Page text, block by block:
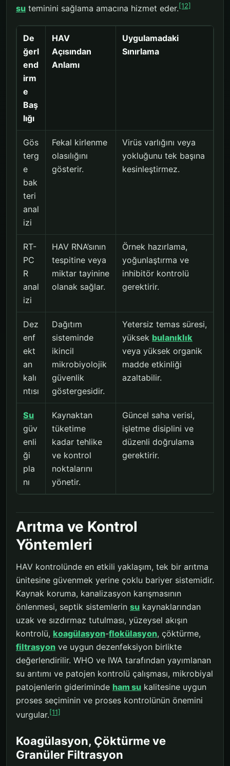
su teminini sağlama amacına hizmet eder.[12]
De
ğerl
end
irm
e
Baş
lığı
HAV
Açısından
Anlamı
Uygulamadaki
Sınırlama
Gös
terg
e
bak
teri
anal
izi
Fekal kirlenme
olasılığını
gösterir.
Virüs varlığını veya
yokluğunu tek başına
kesinleştirmez.
RT-
PC
R
anal
izi
HAV RNA’sının
tespitine veya
miktar tayinine
olanak sağlar.
Örnek hazırlama,
yoğunlaştırma ve
inhibitör kontrolü
gerektirir.
Dez
enf
ekt
an
kalı
ntısı
Dağıtım
sisteminde
ikincil
mikrobiyolojik
güvenlik
göstergesidir.
Yetersiz temas süresi,
yüksek bulanıklık
veya yüksek organik
madde etkinliği
azaltabilir.
Su
güv
enli
ği
pla
nı
Kaynaktan
tüketime
kadar tehlike
ve kontrol
noktalarını
yönetir.
Güncel saha verisi,
işletme disiplini ve
düzenli doğrulama
gerektirir.
Arıtma ve Kontrol
Yöntemleri
HAV kontrolünde en etkili yaklaşım, tek bir arıtma
ünitesine güvenmek yerine çoklu bariyer sistemidir.
Kaynak koruma, kanalizasyon karışmasının
önlenmesi, septik sistemlerin su kaynaklarından
uzak ve sızdırmaz tutulması, yüzeysel akışın
kontrolü, koagülasyon-flokülasyon, çöktürme,
filtrasyon ve uygun dezenfeksiyon birlikte
değerlendirilir. WHO ve IWA tarafından yayımlanan
su arıtımı ve patojen kontrolü çalışması, mikrobiyal
patojenlerin gideriminde ham su kalitesine uygun
proses seçiminin ve proses kontrolünün önemini
vurgular.[11]
Koagülasyon, Çöktürme ve
Granüler Filtrasyon